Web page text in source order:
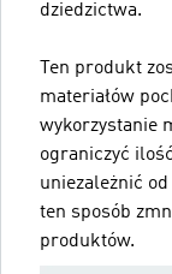
dziedzictwa.
Ten produkt
materiałów
wykorzystanie
ograniczyć
uniezależnić
ten sposób
produktów.